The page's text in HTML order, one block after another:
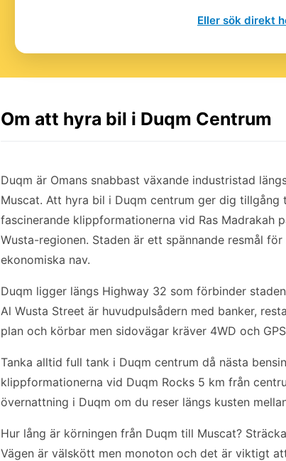
Eller sök direkt
Om att hyra bil i Duqm Centrum
Duqm är Omans snabbast växande industristad
Muscat. Att hyra bil i Duqm centrum ger dig
fascinerande klippformationerna vid Ras Madrakah
Wusta-regionen. Staden är ett spännande resmål
ekonomiska nav.
Duqm ligger längs Highway 32 som förbinder
Al Wusta Street är huvudpulsådern med banker,
plan och körbar men sidovägar kräver 4WD och
Tanka alltid full tank i Duqm centrum då nästa
klippformationerna vid Duqm Rocks 5 km från
övernattning i Duqm om du reser längs kusten
Hur lång är körningen från Duqm till Muscat?
Vägen är välskött men monoton och det är viktigt